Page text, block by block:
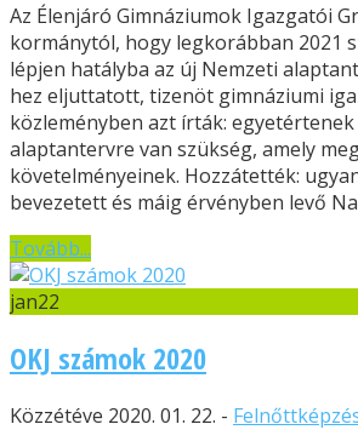
Az Élenjáró Gimnáziumok Igazgatói
kormánytól, hogy legkorábban 2021
lépjen hatályba az új Nemzeti
hez eljuttatott, tizenöt gimnáziumi
közleményben azt írták:
alaptantervre van szükség, amely
követelményeinek. Hozzátették:
bevezetett és máig érvényben levő
Tovább...
jan22
OKJ számok 2020
Közzétéve 2020. 01. 22. -